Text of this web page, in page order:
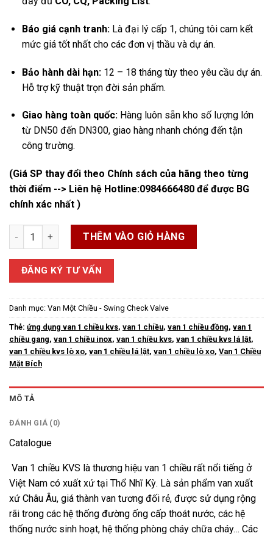
Báo giá cạnh tranh:Là đại lý cấp 1, chúng tôi cam kết
mức giá tốt nhất cho các đơn vị thầu và dự án.
Bảo hành dài hạn:12 – 18 tháng tùy theo yêu cầu dự án.
Hỗ trợ kỹ thuật trọn đời sản phẩm.
Giao hàng toàn quốc:Hàng luôn sẵn kho số lượng lớn
từ DN50 đến DN300, giao hàng nhanh chóng đến tận
công trường.
(Giá SP thay đổi theo Chính sách của hãng theo từng
thời điểm --> Liên hệ Hotline:0984666480 để được BG
chính xác nhất )
Van 1 Chiều KVS số lượngTHÊM VÀO GIỎ HÀNG
ĐĂNG KÝ TƯ VẤN
Danh mục: Van Một Chiều - Swing Check Valve
Thẻ: ứng dụng van 1 chiều kvs, van 1 chiều, van 1 chiều đồng, van 1
chiều gang, van 1 chiều inox, van 1 chiều kvs, van 1 chiều kvs lá lật,
van 1 chiều kvs lò xo, van 1 chiều lá lật, van 1 chiều lò xo, Van 1 Chiều
Mặt Bích
MÔ TẢ
ĐÁNH GIÁ (0)
Catalogue
Van 1 chiều KVS là thương hiệu van 1 chiều rất nổi tiếng ở
Việt Nam có xuất xứ tại Thổ Nhĩ Kỳ. Là sản phẩm van xuất
xứ Châu Âu, giá thành van tương đối rẻ, được sử dụng rộng
rãi trong các hệ thống đường ống cấp thoát nước, các hệ
thống nước sinh hoạt, hệ thống phòng cháy chữa cháy… Các